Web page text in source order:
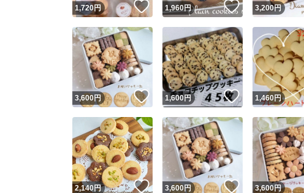
1,720円 いいね！
1,960円 いいね！
3,200円
3,600円 いいね！
1,600円 いいね！
1,460円
2,140 円 いいね！
3,600円 いいね！
3,600円